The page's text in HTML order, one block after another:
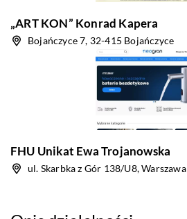
„ART KON” Konrad Kapera
Bojańczyce 7, 32-415 Bojańczyce
FHU Unikat Ewa Trojanowska
ul. Skarbka z Gór 138/U8, Warszawa